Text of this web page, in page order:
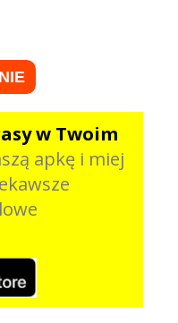
w Twoim
apkę i miej